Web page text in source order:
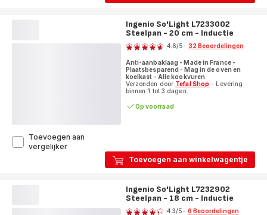
Toevoegen aan winkelwagentje
Ingenio So'Light L7233002
Steelpan - 20 cm - Inductie
Beoordeling
4.6/5- 32 Beoordelingen
Anti-aanbaklaag - Made in France -
Plaatsbesparend - Mag in de oven en
koelkast - Alle kookvuren
Verzonden door Tefal Shop - Levering
binnen 1 tot 3 dagen.
Op voorraad
Toevoegen aan
vergelijkerIngenio
Ingenio So'Light L7232902
Steelpan - 18 cm - Inductie
Beoordeling
4.3/5- 6 Beoordelingen